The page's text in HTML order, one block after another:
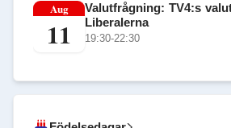
Aug
11
Valutfrågning: TV4:s
Liberalerna
19:30-22:30